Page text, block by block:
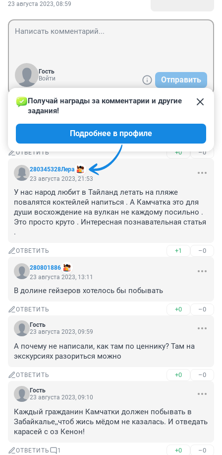
23 августа 2023, 08:59
Гость
Войти
Отправить
Гость
журналисты ..... одно название
ОТВЕТИТЬ +0 –0
280345328Лера
Получай награды за комментарии и другие
задания!
Подробнее в профиле
23 августа 2023, 21:53
У нас народ любит в Тайланд летать на пляже
повалятся коктейлей напиться . А Камчатка это для
души восхождение на вулкан не каждому посильно .
Это просто круто . Интересная познавательная статья
.
ОТВЕТИТЬ +1 –0
280801886
23 августа 2023, 13:11
В долине гейзеров хотелось бы побывать
ОТВЕТИТЬ +0 –0
Гость
23 августа 2023, 09:59
А почему не написали, как там по ценнику? Там на
экскурсиях разориться можно
ОТВЕТИТЬ +0 –0
Гость
23 августа 2023, 09:10
Каждый гражданин Камчатки должен побывать в
Забайкалье,,чтоб жись мёдом не казалась. И отведать
карасей с оз Кенон!
ОТВЕТИТЬ 1 +0 –0